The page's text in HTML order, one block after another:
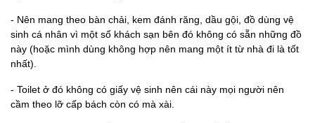
- Nên mang theo bàn chải, kem đánh răng, dầu gội, đồ dùng vệ
sinh cá nhân vì một số khách sạn bên đó không có sẵn những đồ
này (hoặc mình dùng không hợp nên mang một ít từ nhà đi là tốt
nhất).
- Toilet ở đó không có giấy vệ sinh nên cái này mọi người nên
cầm theo lỡ cấp bách còn có mà xài.